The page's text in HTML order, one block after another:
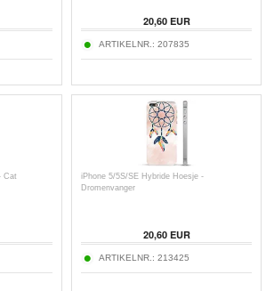
20,60EUR
ARTIKELNR.: 207835
Cat
iPhone 5/5S/SE Hybride Hoesje -
Dromenvanger
20,60EUR
ARTIKELNR.: 213425